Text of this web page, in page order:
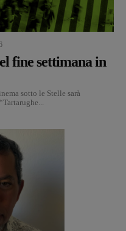
fine settimana in
sotto le Stelle sarà